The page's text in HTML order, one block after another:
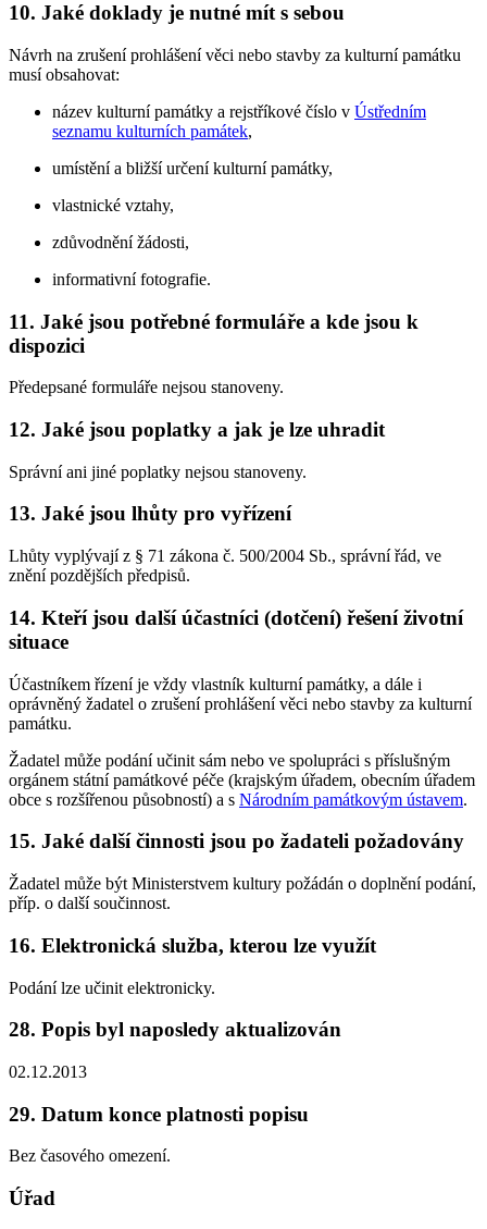
10. Jaké doklady je nutné mít s sebou
Návrh na zrušení prohlášení věci nebo stavby za kulturní památku
musí obsahovat:
název kulturní památky a rejstříkové číslo v Ústředním
seznamu kulturních památek,
umístění a bližší určení kulturní památky,
vlastnické vztahy,
zdůvodnění žádosti,
informativní fotografie.
11. Jaké jsou potřebné formuláře a kde jsou k
dispozici
Předepsané formuláře nejsou stanoveny.
12. Jaké jsou poplatky a jak je lze uhradit
Správní ani jiné poplatky nejsou stanoveny.
13. Jaké jsou lhůty pro vyřízení
Lhůty vyplývají z § 71 zákona č. 500/2004 Sb., správní řád, ve
znění pozdějších předpisů.
14. Kteří jsou další účastníci (dotčení) řešení životní
situace
Účastníkem řízení je vždy vlastník kulturní památky, a dále i
oprávněný žadatel o zrušení prohlášení věci nebo stavby za kulturní
památku.
Žadatel může podání učinit sám nebo ve spolupráci s příslušným
orgánem státní památkové péče (krajským úřadem, obecním úřadem
obce s rozšířenou působností) a s Národním památkovým ústavem.
15. Jaké další činnosti jsou po žadateli požadovány
Žadatel může být Ministerstvem kultury požádán o doplnění podání,
příp. o další součinnost.
16. Elektronická služba, kterou lze využít
Podání lze učinit elektronicky.
28. Popis byl naposledy aktualizován
02.12.2013
29. Datum konce platnosti popisu
Bez časového omezení.
Úřad